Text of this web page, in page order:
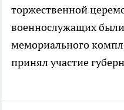
торжественной
военнослужащих
мемориального
принял участие